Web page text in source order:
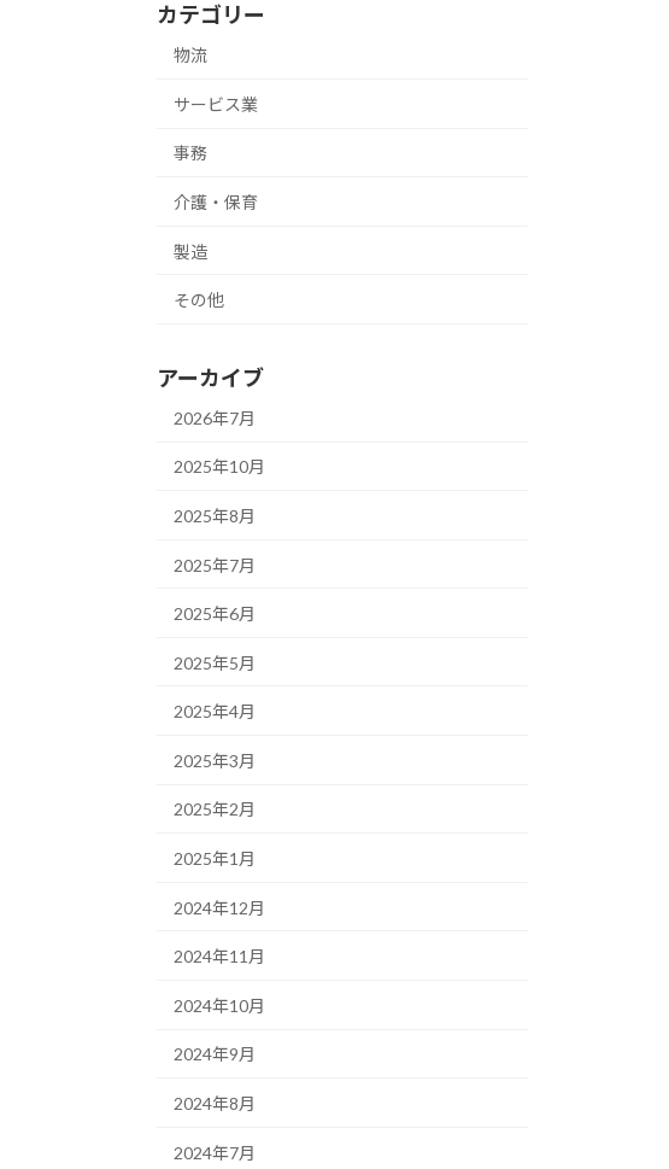
カテゴリー
物流
サービス業
事務
介護・保育
製造
その他
アーカイブ
2026年7月
2025年10月
2025年8月
2025年7月
2025年6月
2025年5月
2025年4月
2025年3月
2025年2月
2025年1月
2024年12月
2024年11月
2024年10月
2024年9月
2024年8月
2024年7月